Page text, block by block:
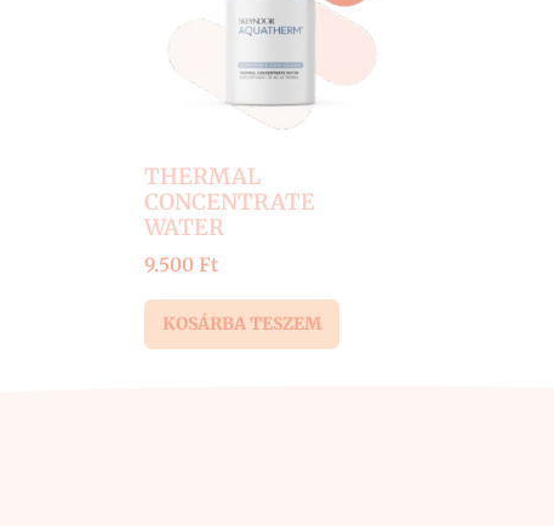
THERMAL
CONCENTRATE
WATER
9.500 Ft
KOSÁRBA TESZEM